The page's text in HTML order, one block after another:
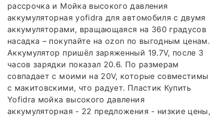
рассрочка и Мойка высокого давления
аккумуляторная yofidra для автомобиля с двумя
аккумуляторами, вращающаяся на 360 градусов
насадка – покупайте на ozon по выгодным ценам.
Аккумулятор пришёл заряженный 19.7V, после 3
часов зарядки показал 20.6. По размерам
совпадает с моими на 20V, которые совместимы
с макитовскими, что радует. Пластик Купить
Yofidra мойка высокого давления
аккумуляторная - 22 предложения - низкие цены,